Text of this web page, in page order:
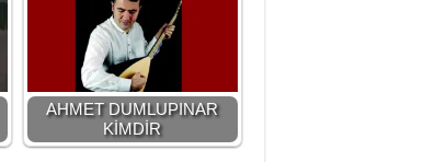
AHMET DUMLUPINAR
KİMDİR